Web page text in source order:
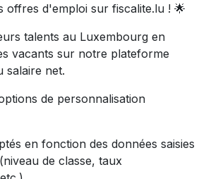
offres d'emploi sur fiscalite.lu ! 🌟
talents au Luxembourg en
vacants sur notre plateforme
salaire net.
de personnalisation
en fonction des données saisies
de classe, taux